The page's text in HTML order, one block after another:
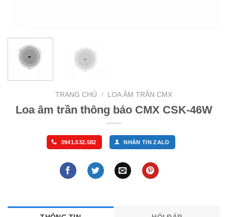
TRANG CHỦ / LOA ÂM TRẦN CMX
Loa âm trần thông báo CMX CSK-46W
0941.532.582 NHẮN TIN ZALO